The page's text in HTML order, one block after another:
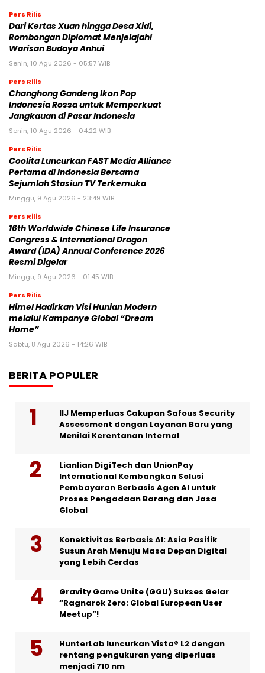
Pers Rilis
Dari Kertas Xuan hingga Desa Xidi,
Rombongan Diplomat Menjelajahi
Warisan Budaya Anhui
Senin, 10 Agu 2026 - 05:57 WIB
Pers Rilis
Changhong Gandeng Ikon Pop
Indonesia Rossa untuk Memperkuat
Jangkauan di Pasar Indonesia
Senin, 10 Agu 2026 - 04:22 WIB
Pers Rilis
Coolita Luncurkan FAST Media Alliance
Pertama di Indonesia Bersama
Sejumlah Stasiun TV Terkemuka
Minggu, 9 Agu 2026 - 23:49 WIB
Pers Rilis
16th Worldwide Chinese Life Insurance
Congress & International Dragon
Award (IDA) Annual Conference 2026
Resmi Digelar
Minggu, 9 Agu 2026 - 01:45 WIB
Pers Rilis
Himel Hadirkan Visi Hunian Modern
melalui Kampanye Global “Dream
Home”
Sabtu, 8 Agu 2026 - 14:26 WIB
BERITA POPULER
IIJ Memperluas Cakupan Safous Security
Assessment dengan Layanan Baru yang
Menilai Kerentanan Internal
Lianlian DigiTech dan UnionPay
International Kembangkan Solusi
Pembayaran Berbasis Agen AI untuk
Proses Pengadaan Barang dan Jasa
Global
Konektivitas Berbasis AI: Asia Pasifik
Susun Arah Menuju Masa Depan Digital
yang Lebih Cerdas
Gravity Game Unite (GGU) Sukses Gelar
“Ragnarok Zero: Global European User
Meetup”!
HunterLab luncurkan Vista® L2 dengan
rentang pengukuran yang diperluas
menjadi 710 nm